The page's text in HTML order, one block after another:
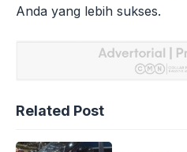
Anda yang lebih sukses.
Related Post